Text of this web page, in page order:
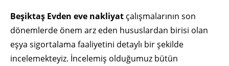
Beşiktaş Evden eve nakliyat çalışmalarının son
dönemlerde önem arz eden hususlardan birisi olan
eşya sigortalama faaliyetini detaylı bir şekilde
incelemekteyiz. İncelemiş olduğumuz bütün